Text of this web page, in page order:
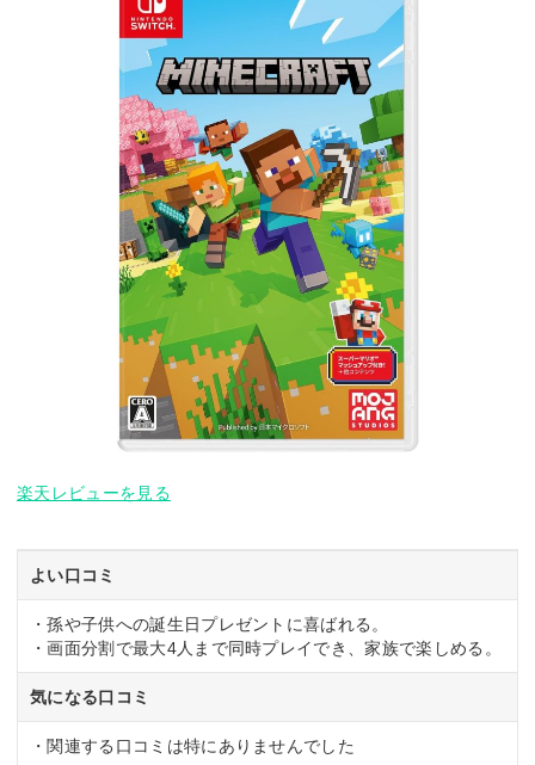
楽天レビューを見る
よい口コミ
・孫や子供への誕生日プレゼントに喜ばれる。
・画面分割で最大4人まで同時プレイでき、家族で楽しめる。
気になる口コミ
・関連する口コミは特にありませんでした